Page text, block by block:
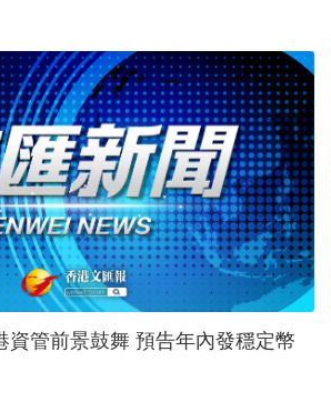
【盈利火車頭】港資管前景鼓舞 預告年內發穩定幣